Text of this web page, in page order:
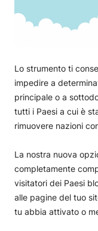
Lo strumento ti
impedire a
principale o a
tutti i Paesi a cui è
rimuovere nazioni
La nostra nuova
completamente
visitatori dei Paesi
alle pagine del tuo
tu abbia attivato o